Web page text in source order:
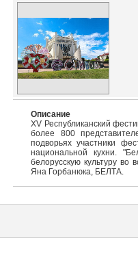
Описание
XV Республиканский
более 800
подворьях участники
национальной кухни.
белорусскую культуру во
Яна Горбанюка, БЕЛТА.